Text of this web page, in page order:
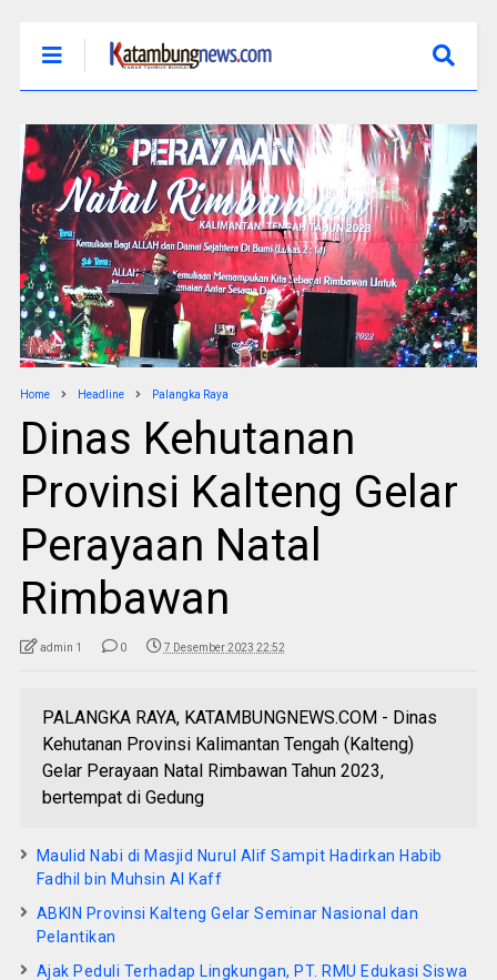
Home Headline Palangka Raya
Dinas Kehutanan
Provinsi Kalteng Gelar
Perayaan Natal
Rimbawan
admin 1 0 7 Desember 2023 22:52
PALANGKA RAYA, KATAMBUNGNEWS.COM - Dinas
Kehutanan Provinsi Kalimantan Tengah (Kalteng)
Gelar Perayaan Natal Rimbawan Tahun 2023,
bertempat di Gedung
Maulid Nabi di Masjid Nurul Alif Sampit Hadirkan Habib
Fadhil bin Muhsin Al Kaff
ABKIN Provinsi Kalteng Gelar Seminar Nasional dan
Pelantikan
Ajak Peduli Terhadap Lingkungan, PT. RMU Edukasi Siswa